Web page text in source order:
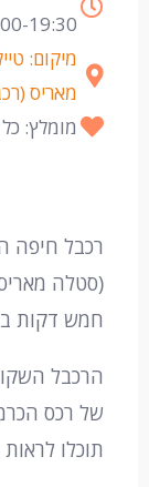
9:00-19:30 שישי וערבי חג:
מיקום:
מאריס
מומלץ:
רכבל חיפה
(סטלה
חמש דקות
הרכבל
של רכס
תוכלו